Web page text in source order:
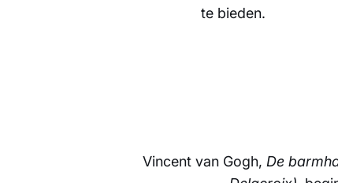
te bieden.
Vincent van Gogh, De